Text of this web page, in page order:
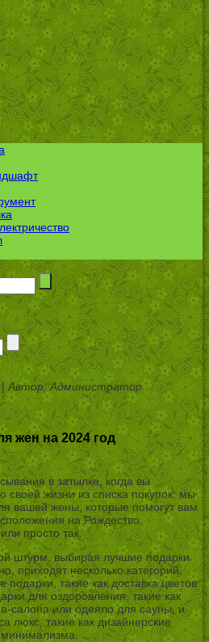
Автор: Администратор
жен на 2024 год
в затылке, когда вы
своей жизни из списка покупок: мы
вашей жены, которые помогут вам
на Рождество,
просто так.
штурм, выбирая лучшие подарки
приходят несколько категорий.
подарки, такие как доставка цветов
для оздоровления, такие как
салона или одеяло для сауны, и
люкс, такие как дизайнерские